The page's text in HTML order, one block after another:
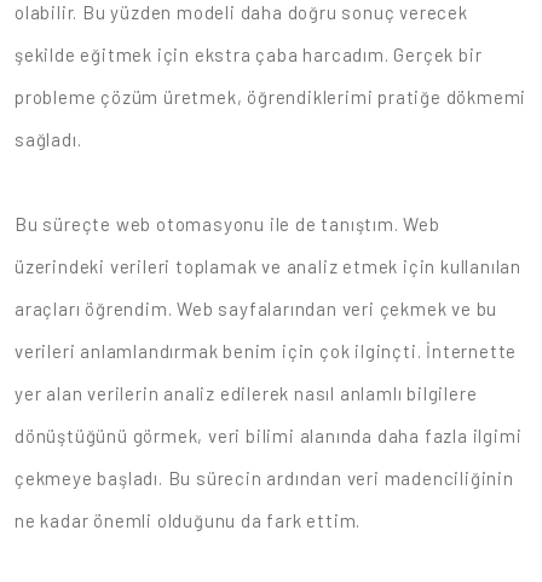
olabilir. Bu yüzden modeli daha doğru sonuç verecek
şekilde eğitmek için ekstra çaba harcadım. Gerçek bir
probleme çözüm üretmek, öğrendiklerimi pratiğe dökmemi
sağladı.
Bu süreçte web otomasyonu ile de tanıştım. Web
üzerindeki verileri toplamak ve analiz etmek için kullanılan
araçları öğrendim. Web sayfalarından veri çekmek ve bu
verileri anlamlandırmak benim için çok ilginçti. İnternette
yer alan verilerin analiz edilerek nasıl anlamlı bilgilere
dönüştüğünü görmek, veri bilimi alanında daha fazla ilgimi
çekmeye başladı. Bu sürecin ardından veri madenciliğinin
ne kadar önemli olduğunu da fark ettim.